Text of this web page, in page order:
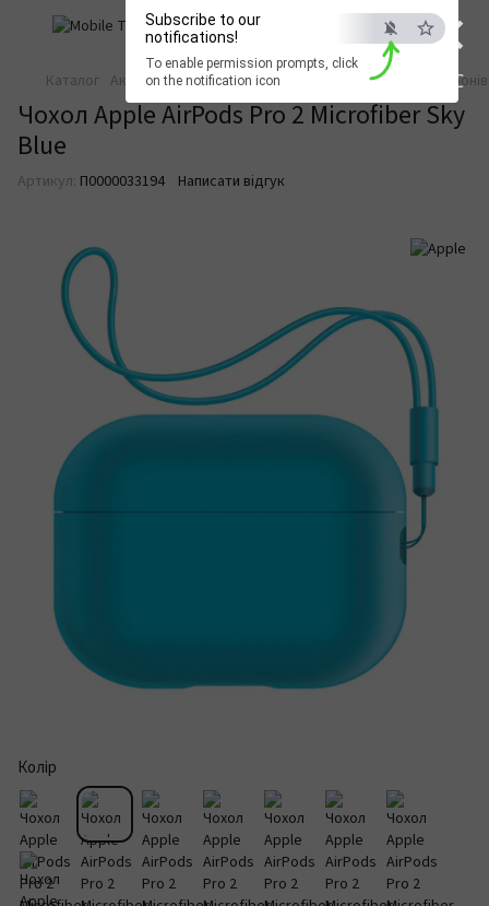
×
ESC
Subscribe to our
notifications!
To enable permission prompts, click
on the notification icon
Каталог Аксесуари для смартфонів Аксесуари для
Чохол Apple AirPods Pro 2 Microfiber Sky
Blue
Артикул: П0000033194 Написати відгук
Колір